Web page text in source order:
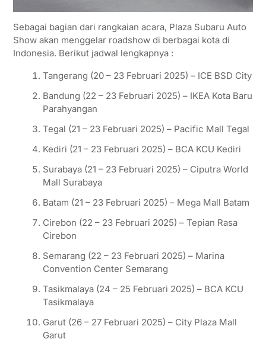
Sebagai bagian dari rangkaian acara, Plaza Subaru Auto
Show akan menggelar roadshow di berbagai kota di
Indonesia. Berikut jadwal lengkapnya :
Tangerang (20 – 23 Februari 2025) – ICE BSD City
Bandung (22 – 23 Februari 2025) – IKEA Kota Baru
Parahyangan
Tegal (21 – 23 Februari 2025) – Pacific Mall Tegal
Kediri (21 – 23 Februari 2025) – BCA KCU Kediri
Surabaya (21 – 23 Februari 2025) – Ciputra World
Mall Surabaya
Batam (21 – 23 Februari 2025) – Mega Mall Batam
Cirebon (22 – 23 Februari 2025) – Tepian Rasa
Cirebon
Semarang (22 – 23 Februari 2025) – Marina
Convention Center Semarang
Tasikmalaya (24 – 25 Februari 2025) – BCA KCU
Tasikmalaya
Garut (26 – 27 Februari 2025) – City Plaza Mall
Garut